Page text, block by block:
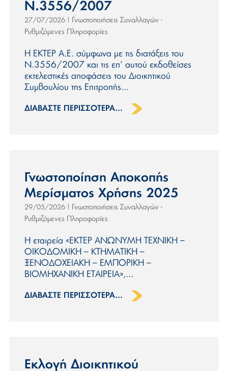
Ν.3556/2007
27/07/2026|
Γνωστοποιήσεις Συναλλαγών -
Ρυθμιζόμενες Πληροφορίες
Η ΕΚΤΕΡ Α.Ε. σύμφωνα με τις διατάξεις του
Ν.3556/2007 και τις επ’ αυτού εκδοθείσες
εκτελεστικές αποφάσεις του Διοικητικού
Συμβουλίου της Επιτροπής...
ΔΙΑΒΆΣΤΕ ΠΕΡΙΣΣΌΤΕΡΑ...
Γνωστοποίηση Αποκοπής
Μερίσματος Χρήσης 2025
29/05/2026|
Γνωστοποιήσεις Συναλλαγών -
Ρυθμιζόμενες Πληροφορίες
Η εταιρεία «EΚΤΕΡ ΑΝΩΝΥΜΗ ΤΕΧΝΙΚΗ –
ΟΙΚΟΔΟΜΙΚΗ – ΚΤΗΜΑΤΙΚΗ –
ΞΕΝΟΔΟΧΕΙΑΚΗ – ΕΜΠΟΡΙΚΗ –
ΒΙΟΜΗΧΑΝΙΚΗ ΕΤΑΙΡΕΙΑ»,...
ΔΙΑΒΆΣΤΕ ΠΕΡΙΣΣΌΤΕΡΑ...
Εκλογή Διοικητικού